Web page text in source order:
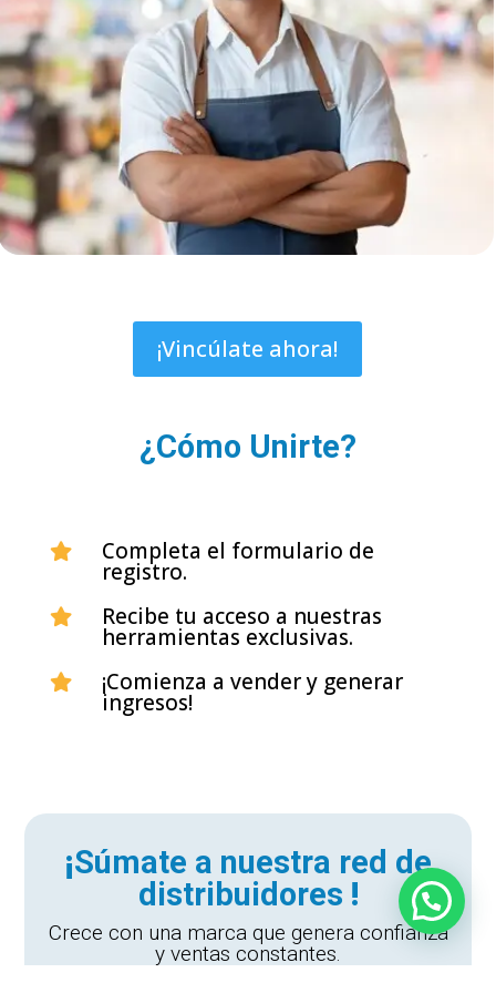
¡Vincúlate ahora!
¿Cómo Unirte?
 Completa el formulario de
registro.
 Recibe tu acceso a nuestras
herramientas exclusivas.
 ¡Comienza a vender y generar
ingresos!
¡Súmate a nuestra red de
distribuidores !
Crece con una marca que genera confianza
y ventas constantes.